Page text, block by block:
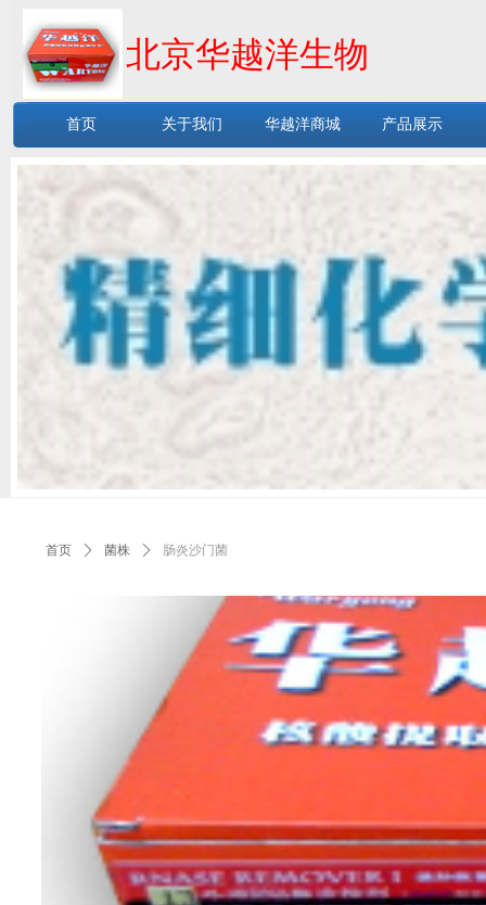
北京华越洋生物
首页 关于我们 华越洋商城 产品展示
首页 ꄲ 菌株 ꄲ 肠炎沙门菌